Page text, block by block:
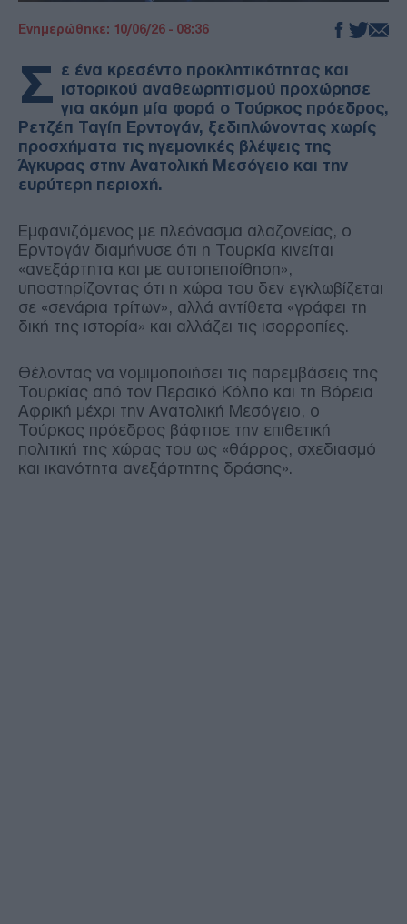
Ενημερώθηκε: 10/06/26 - 08:36
Σ ε ένα κρεσέντο προκλητικότητας και
ιστορικού αναθεωρητισμού προχώρησε
για ακόμη μία φορά ο Τούρκος πρόεδρος,
Ρετζέπ Ταγίπ Ερντογάν, ξεδιπλώνοντας χωρίς
προσχήματα τις ηγεμονικές βλέψεις της
Άγκυρας στην Ανατολική Μεσόγειο και την
ευρύτερη περιοχή.
Εμφανιζόμενος με πλεόνασμα αλαζονείας, ο
Ερντογάν διαμήνυσε ότι η Τουρκία κινείται
«ανεξάρτητα και με αυτοπεποίθηση»,
υποστηρίζοντας ότι η χώρα του δεν εγκλωβίζεται
σε «σενάρια τρίτων», αλλά αντίθετα «γράφει τη
δική της ιστορία» και αλλάζει τις ισορροπίες.
Θέλοντας να νομιμοποιήσει τις παρεμβάσεις της
Τουρκίας από τον Περσικό Κόλπο και τη Βόρεια
Αφρική μέχρι την Ανατολική Μεσόγειο, ο
Τούρκος πρόεδρος βάφτισε την επιθετική
πολιτική της χώρας του ως «θάρρος, σχεδιασμό
και ικανότητα ανεξάρτητης δράσης».